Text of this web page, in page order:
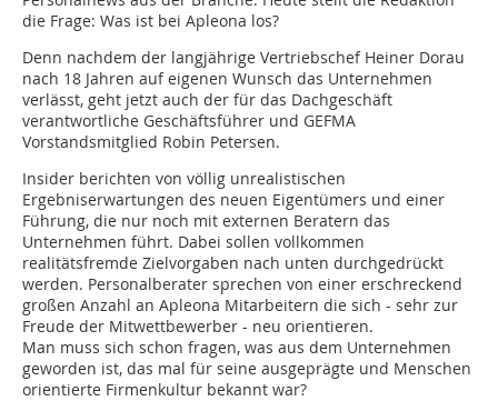
die Frage: Was ist bei Apleona los?
Denn nachdem der langjährige Vertriebschef Heiner Dorau
nach 18 Jahren auf eigenen Wunsch das Unternehmen
verlässt, geht jetzt auch der für das Dachgeschäft
verantwortliche Geschäftsführer und GEFMA
Vorstandsmitglied Robin Petersen.
Insider berichten von völlig unrealistischen
Ergebniserwartungen des neuen Eigentümers und einer
Führung, die nur noch mit externen Beratern das
Unternehmen führt. Dabei sollen vollkommen
realitätsfremde Zielvorgaben nach unten durchgedrückt
werden. Personalberater sprechen von einer erschreckend
großen Anzahl an Apleona Mitarbeitern die sich - sehr zur
Freude der Mitwettbewerber - neu orientieren.
Man muss sich schon fragen, was aus dem Unternehmen
geworden ist, das mal für seine ausgeprägte und Menschen
orientierte Firmenkultur bekannt war?